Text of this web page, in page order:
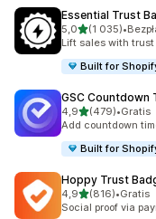
Essential Trust
5,0na 5 gwiazdek
(1 035)
Łączna liczba
•
Lift sales with
Built for
GSC Countdown
4,9na 5 gwiazdek
(479)
Łączna liczba
•Gratis
Add countdown
Built for
Hoppy Trust
4,9na 5 gwiazdek
(816)
Łączna liczba
•Gratis
Social proof via